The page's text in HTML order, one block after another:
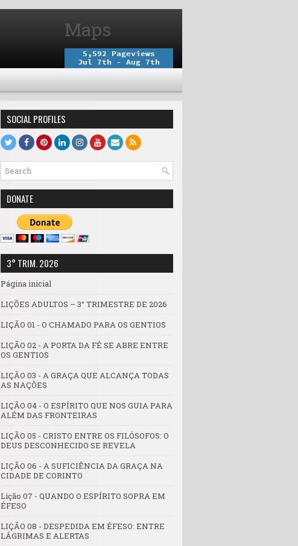
Maps
SOCIAL PROFILES
DONATE
3° TRIM. 2026
Página inicial
LIÇÕES ADULTOS – 3° TRIMESTRE DE 2026
LIÇÃO 01 - O CHAMADO PARA OS GENTIOS
LIÇÃO 02 - A PORTA DA FÉ SE ABRE ENTRE
OS GENTIOS
LIÇÃO 03 - A GRAÇA QUE ALCANÇA TODAS
AS NAÇÕES
LIÇÃO 04 - O ESPÍRITO QUE NOS GUIA PARA
ALÉM DAS FRONTEIRAS
LIÇÃO 05 - CRISTO ENTRE OS FILÓSOFOS: O
DEUS DESCONHECIDO SE REVELA
LIÇÃO 06 - A SUFICIÊNCIA DA GRAÇA NA
CIDADE DE CORINTO
Lição 07 - QUANDO O ESPÍRITO SOPRA EM
ÉFESO
LIÇÃO 08 - DESPEDIDA EM ÉFESO: ENTRE
LÁGRIMAS E ALERTAS